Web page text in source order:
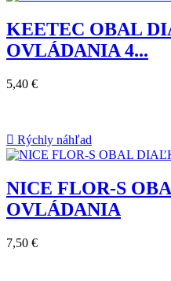
KEETEC OBAL
OVLÁDANIA 4...
5,40 €
 Rýchly náhľad
NICE FLOR-S
OVLÁDANIA
7,50 €